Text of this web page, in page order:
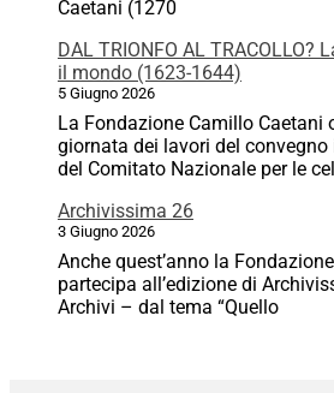
Caetani (1270
DAL TRIONFO AL TRACOLLO?
il mondo (1623-1644)
5 Giugno 2026
La Fondazione Camillo Caetani
giornata dei lavori del
del Comitato Nazionale per le
Archivissima 26
3 Giugno 2026
Anche quest’anno la
partecipa all’edizione di
Archivi – dal tema “Quello